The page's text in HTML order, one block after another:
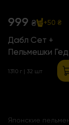
999 ₴ +50 ₴
Дабл Сет +
Пельмешки
1310 г | 32 шт
Японские